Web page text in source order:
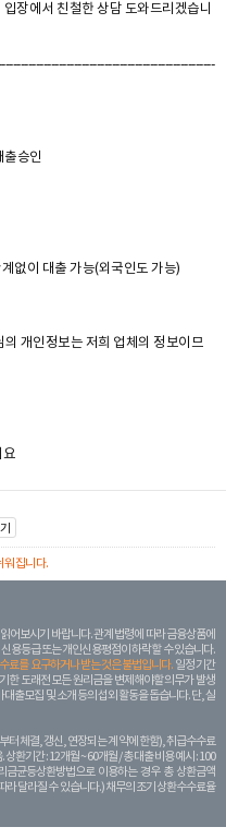
장에서 친철한 상담 도와드리겠습니
출승인
없이 대출 가능(외국인도 가능)
개인정보는 저희 업체의 정보이므
요
워집니다.
어보시기 바랍니다. 관계 법령에 따라 금융상품에
용등급 또는 개인신용평점이 하락할 수 있습니다.
료를 요구하거나 받는 것은 불법입니다. 일정 기간
한 도래전 모든 원리금을 변제해야할 의무가 발생
출모집 및 소개 등의 섭외 활동을 돕습니다. 단, 실
터 체결, 갱신, 연장되는 계 약에 한함), 취급수수료
환기간 : 12개월 ~ 60개월 / 총 대출 비용 예시 : 100
균등상환방법으로 이용하는 경우 총 상환금액
달라질 수 있습니다.) 채무의 조기 상환수수료율